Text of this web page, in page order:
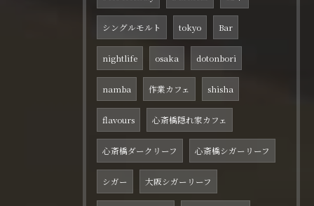
シングルモルト tokyo Bar
nightlife osaka dotonbori
namba 作業カフェ shisha
flavours 心斎橋隠れ家カフェ
心斎橋ダークリーフ 心斎橋シガーリーフ
シガー 大阪シガーリーフ